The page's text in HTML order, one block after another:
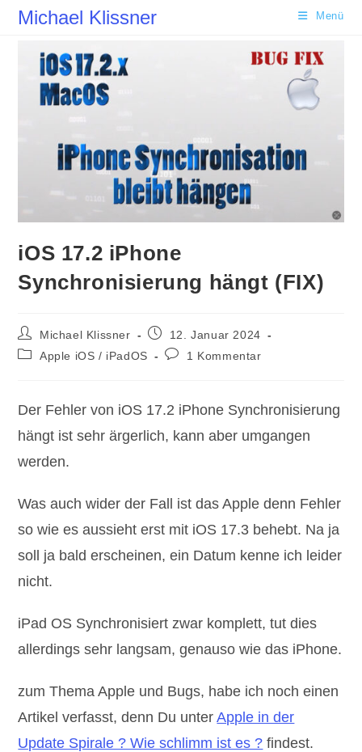
Zum
springen
Michael Klissner Menü
iOS 17.2 iPhone
Synchronisierung hängt (FIX)
Beitrags-
Autor:
Michael Klissner
Beitrag
veröffentlicht:
12. Januar 2024
Beitrags-
Apple iOS / iPadOS
Beitrags-
1 Kommentar
Der Fehler von iOS 17.2 iPhone Synchronisierung
hängt ist sehr ärgerlich, kann aber umgangen
werden.
Was auch wider der Fall ist das Apple denn Fehler
so wie es aussieht erst mit iOS 17.3 behebt. Na ja
soll ja bald erscheinen, ein Datum kenne ich leider
nicht.
iPad OS Synchronisiert zwar komplett, tut dies
allerdings sehr langsam, genauso wie das iPhone.
zum Thema Apple und Bugs, habe ich noch einen
Artikel verfasst, denn Du unterApple in der
Update Spirale ? Wie schlimm ist es ? findest.